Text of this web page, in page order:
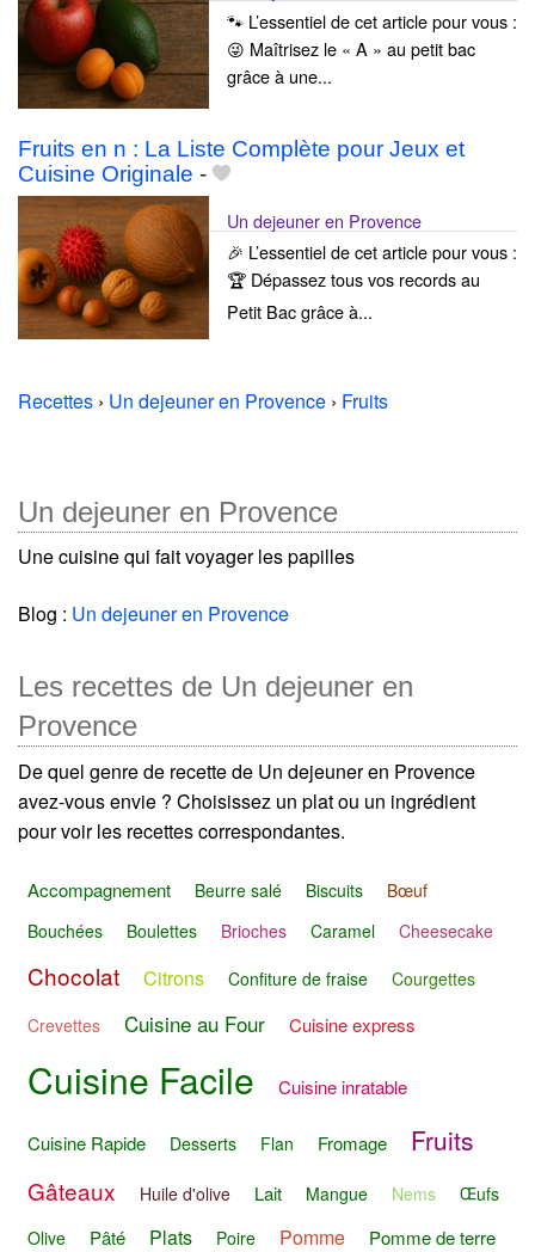
🐾 L’essentiel de cet article pour vous :
😜 Maîtrisez le « A » au petit bac
grâce à une...
Fruits en n : La Liste Complète pour Jeux et
Cuisine Originale -
Un dejeuner en Provence
🎉 L’essentiel de cet article pour vous :
🏆 Dépassez tous vos records au
Petit Bac grâce à...
Recettes › Un dejeuner en Provence › Fruits
Un dejeuner en Provence
Une cuisine qui fait voyager les papilles
Blog : Un dejeuner en Provence
Les recettes de Un dejeuner en
Provence
De quel genre de recette de Un dejeuner en Provence
avez-vous envie ? Choisissez un plat ou un ingrédient
pour voir les recettes correspondantes.
Accompagnement Beurre salé Biscuits
Bœuf
Bouchées
Boulettes Brioches Caramel Cheesecake
Chocolat Citrons Confiture de fraise
Courgettes
Crevettes
Cuisine au Four Cuisine express
Cuisine Facile Cuisine inratable
Cuisine Rapide Desserts Flan Fromage Fruits
Gâteaux Huile d'olive Lait Mangue Nems
Œufs
Olive
Pâté Plats Poire Pomme Pomme de terre